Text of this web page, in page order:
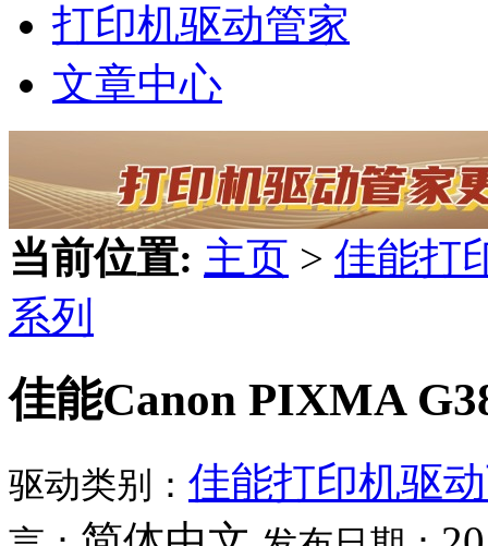
打印机驱动管家
文章中心
当前位置: 主页 > 佳能打
系列
佳能Canon PIXMA
驱动类别： 佳能打印机驱